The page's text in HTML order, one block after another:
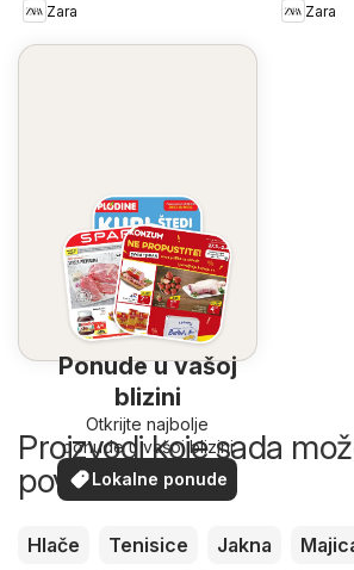
Zara
Zara
Ponude u vašoj
blizini
Otkrijte najbolje
ponude u vašoj blizini
Lokalne ponude
Proizvodi koje sada
povoljnije
Hlače Tenisice Jakna